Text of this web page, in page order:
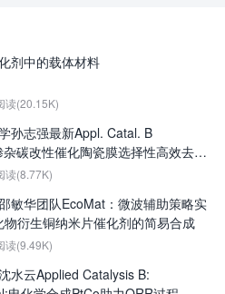
剂中的载体材料
读(20.15K)
孙志强最新Appl. Catal. B
碳改性催化陶瓷膜选择性高效去除
读(8.77K)
敏华团队EcoMat：微波辅助策略实
衍生铜纳米片催化剂的简易合成
读(9.49K)
水云Applied Catalysis B: